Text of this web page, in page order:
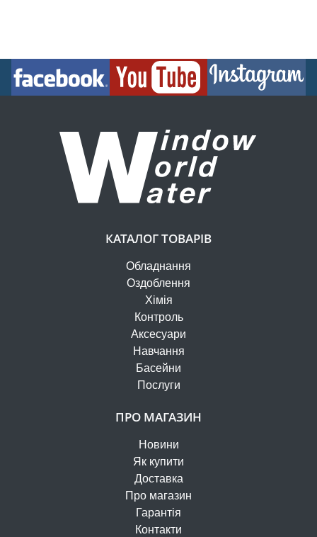
КАТАЛОГ ТОВАРІВ
Обладнання
Оздоблення
Хімія
Контроль
Аксесуари
Навчання
Басейни
Послуги
ПРО МАГАЗИН
Новини
Як купити
Доставка
Про магазин
Гарантія
Контакти